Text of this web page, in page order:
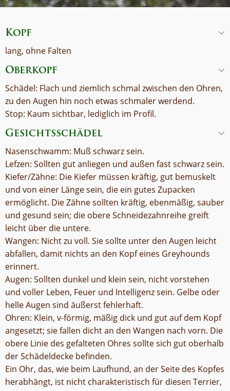
Kopf
lang, ohne Falten
Oberkopf
Schädel: Flach und ziemlich schmal zwischen den Ohren,
zu den Augen hin noch etwas schmaler werdend.
Stop: Kaum sichtbar, lediglich im Profil.
Gesichtsschädel
Nasenschwamm: Muß schwarz sein.
Lefzen: Sollten gut anliegen und außen fast schwarz sein.
Kiefer/Zähne: Die Kiefer müssen kräftig, gut bemuskelt
und von einer Länge sein, die ein gutes Zupacken
ermöglicht. Die Zähne sollten kräftig, ebenmäßig, sauber
und gesund sein; die obere Schneidezahnreihe greift
leicht über die untere.
Wangen: Nicht zu voll. Sie sollte unter den Augen leicht
abfallen, damit nichts an den Kopf eines Greyhounds
erinnert.
Augen: Sollten dunkel und klein sein, nicht vorstehen
und voller Leben, Feuer und Intelligenz sein. Gelbe oder
helle Augen sind äußerst fehlerhaft.
Ohren: Klein, v-förmig, mäßig dick und gut auf dem Kopf
angesetzt; sie fallen dicht an den Wangen nach vorn. Die
obere Linie des gefalteten Ohres sollte sich gut oberhalb
der Schädeldecke befinden.
Ein Ohr, das, wie beim Laufhund, an der Seite des Kopfes
herabhängt, ist nicht charakteristisch für diesen Terrier,